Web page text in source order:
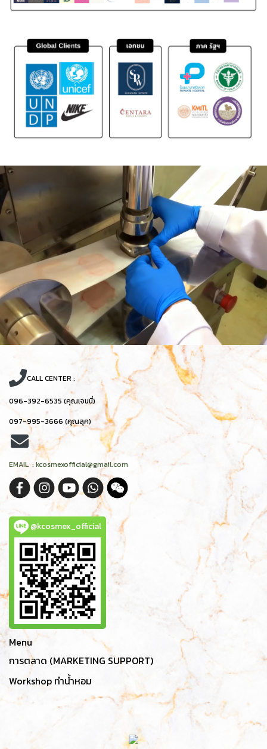
CALL CENTER :
096-392-6535 (คุณเจนนี่)
097-995-3666 (คุณลุค)
EMAIL : kcosmexofficial@gmail.com
@kcosmex_official
Menu
การตลาด (MARKETING SUPPORT)
Workshop ทำน้ำหอม